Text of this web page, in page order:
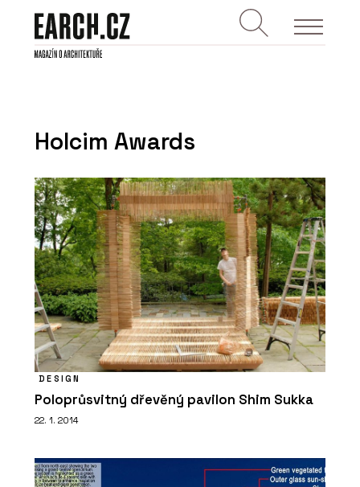
Holcim Awards
DESIGN
Poloprůsvitný dřevěný pavilon Shim Sukka
22. 1. 2014